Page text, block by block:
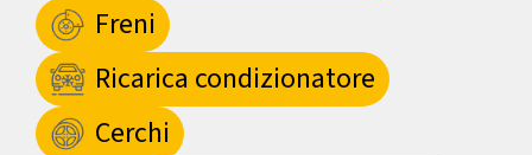
Freni
Ricarica condizionatore
Cerchi